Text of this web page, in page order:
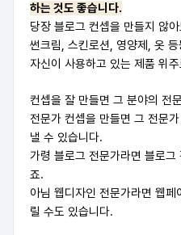
하는 것도 좋습니다.
당장 블로그 컨셉을 만들지 않
썬크림, 스킨로션, 영양제, 옷 등
자신이 사용하고 있는 제품 위
컨셉을 잘 만들면 그 분야의 전
전문가 컨셉을 만들면 그 전문
낼 수 있습니다.
가령 블로그 전문가라면 블로
죠.
아님 웹디자인 전문가라면 웹
릴 수도 있습니다.